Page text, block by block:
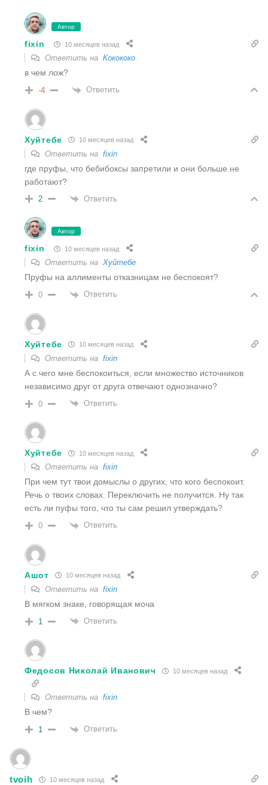
Автор
fixin 10 месяцев назад
Ответить на Кокококо
в чем лож?
-4 Ответить
Хуйтебе 10 месяцев назад
Ответить на fixin
где пруфы, что бебибоксы запретили и они больше не
работают?
2 Ответить
Автор
fixin 10 месяцев назад
Ответить на Хуйтебе
Пруфы на аллименты отказницам не беспокоят?
0 Ответить
Хуйтебе 10 месяцев назад
Ответить на fixin
А с чего мне беспокоиться, если множество источников
независимо друг от друга отвечают однозначно?
0 Ответить
Хуйтебе 10 месяцев назад
Ответить на fixin
При чем тут твои домыслы о других, что кого беспокоит.
Речь о твоих словах. Переключить не получится. Ну так
есть ли пуфы того, что ты сам решил утверждать?
0 Ответить
Ашот 10 месяцев назад
Ответить на fixin
В мягком знаке, говорящая моча
1 Ответить
Федосов Николай Иванович 10 месяцев назад
Ответить на fixin
В чем?
1 Ответить
tvoih 10 месяцев назад